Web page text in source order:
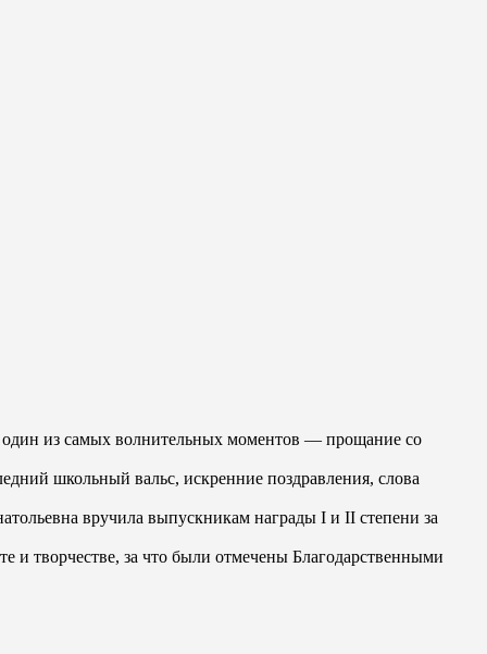
из самых волнительных моментов — прощание со
школьный вальс, искренние поздравления, слова
вручила выпускникам награды I и II степени за
и творчестве, за что были отмечены Благодарственными